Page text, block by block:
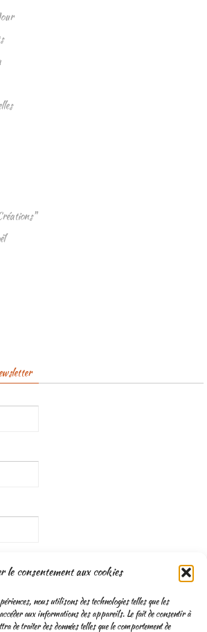
le consentement aux cookies
nous utilisons des technologies telles que les
aux informations des appareils. Le fait de consentir à
de traiter des données telles que le comportement de
privées et ne les partageons qu’avec les
ce service possible.Lisez notre politique de